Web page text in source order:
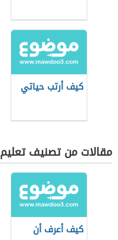
كيف أرتب حياتي
مقالات من تصنيف تعليم
كيف أعرف أن